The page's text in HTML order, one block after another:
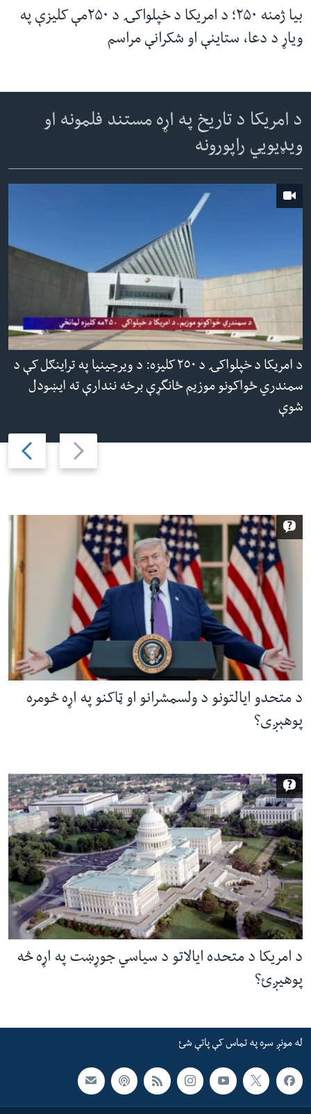
بیا ژمنه ۲۵۰؛ د امریکا د خپلواکۍ د ۲۵۰مې کلیزې په
ویاړ د دعا، ستاینې او شکرانې مراسم
د امریکا د تاریخ په اړه مستند فلمونه او
ویډیويي راپورونه
Previous
slide
Next
slide
د امریکا د خپلواکۍ د ٢٥٠ کلیزه: د ویرجینیا په تراینګل کې د
سمندري ځواکونو موزیم ځانگړې برخه نندارې ته ایښودل
شوې
د متحدو ایالتونو د ولسمشرانو او ټاکنو په اړه څومره
پوهېږی؟
د امریکا د متحده ایالاتو د سیاسي جوړښت په اړه څه
پوهیږئ؟
له مونږ سره په تماس کې پاتې شئ